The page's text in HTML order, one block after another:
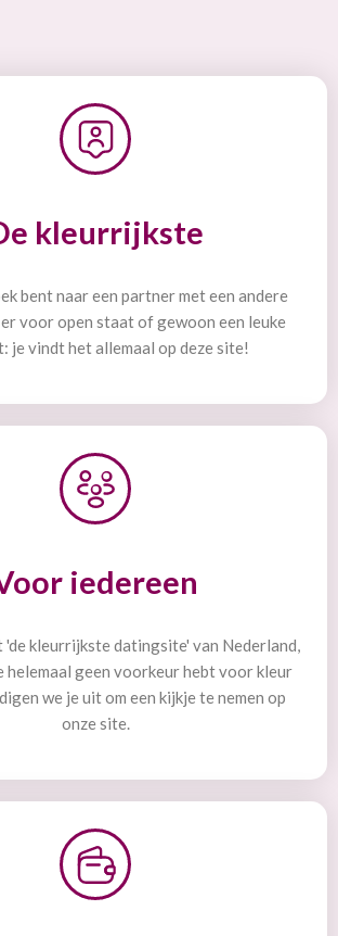
kleurrijkste
bent naar een partner met een andere
voor open staat of gewoon een leuke
je vindt het allemaal op deze site!
iedereen
'de kleurrijkste datingsite' van Nederland,
helemaal geen voorkeur hebt voor kleur
we je uit om een kijkje te nemen op
onze site.